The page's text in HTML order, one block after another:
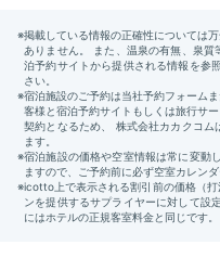
嚴島神社 大鳥居
世界遺産の「嚴島神社」
祀りする神秘的な場所。
って趣が変わるので、
か。周辺には活気あふれ